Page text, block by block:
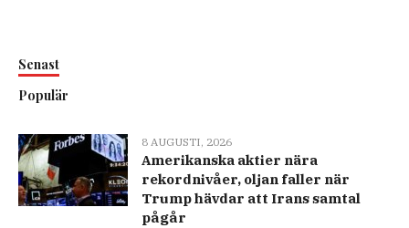
Senast
Populär
8 AUGUSTI, 2026
Amerikanska aktier nära
rekordnivåer, oljan faller när
Trump hävdar att Irans samtal
pågår